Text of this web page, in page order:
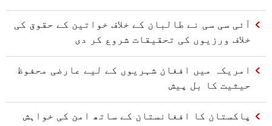
آئی سی سی نے طالبان کے خلاف خواتین کے حقوق کی
خلاف ورزیوں کی تحقیقات شروع کر دی
امریکہ میں افغان شہریوں کے لیے عارضی محفوظ
حیثیت کا بل پیش
پاکستان کا افغانستان کے ساتھ امن کی خواہش